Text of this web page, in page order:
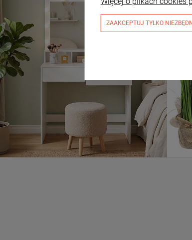
ZAAKCEPTUJ TYLKO